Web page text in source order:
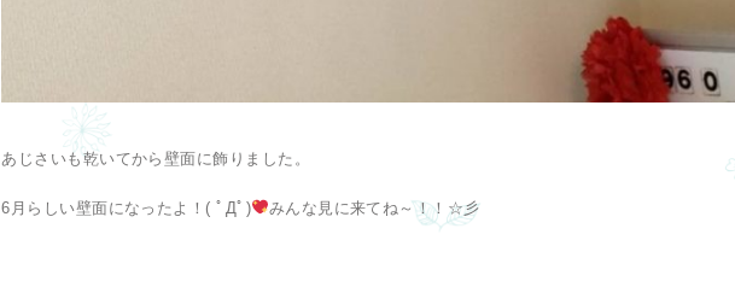
あじさいも乾いてから壁面に飾りました。
6月らしい壁面になったよ！( ﾟДﾟ) みんな見に来てね～！！☆彡